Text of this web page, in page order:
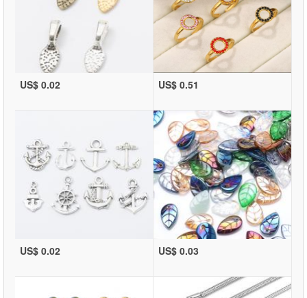
US$ 0.02 US$ 0.51
US$ 0.02 US$ 0.03